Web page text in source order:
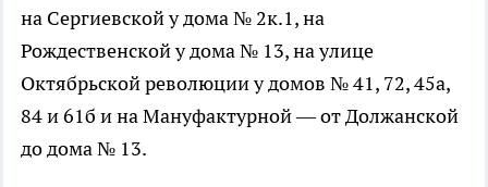
на Сергиевской у дома № 2к.1, на
Рождественской у дома № 13, на улице
Октябрьской революции у домов № 41, 72, 45а,
84 и 61б и на Мануфактурной — от Должанской
до дома № 13.